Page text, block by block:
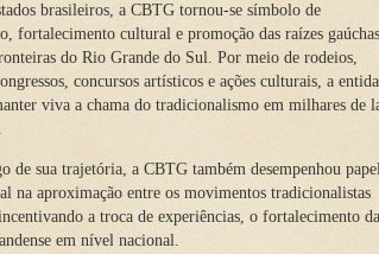
brasileiros, a CBTG tornou-se símbolo de
fortalecimento cultural e promoção das raízes gaúchas
do Rio Grande do Sul. Por meio de rodeios,
concursos artísticos e ações culturais, a
viva a chama do tradicionalismo em milhares de
de sua trajetória, a CBTG também desempenhou papel
na aproximação entre os movimentos tradicionalistas
a troca de experiências, o fortalecimento
em nível nacional.